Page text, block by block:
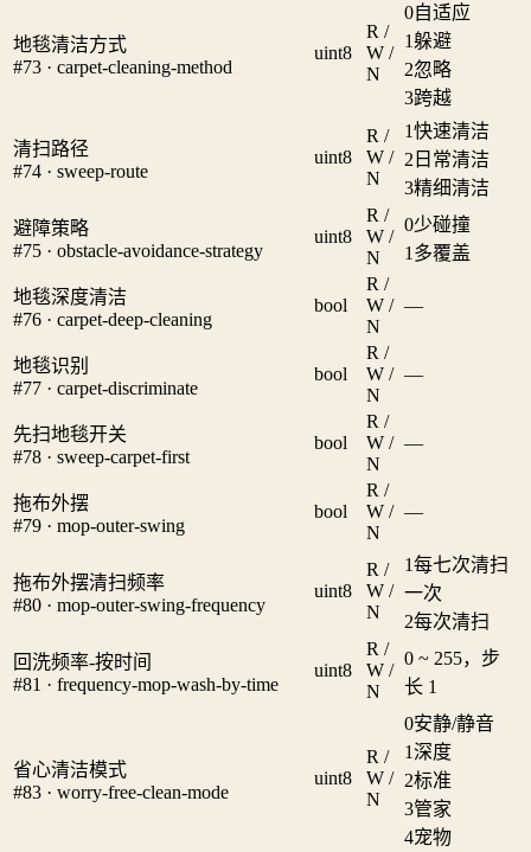
地毯清洁方式
#73 · carpet-cleaning-method
uint8
R /
W /
N
0自适应
1躲避
2忽略
3跨越
清扫路径
#74 · sweep-route
uint8
R /
W /
N
1快速清洁
2 日常清洁
3精细清洁
避障策略
#75 · obstacle-avoidance-strategy
uint8
R /
W /
N
0少碰撞
1 多覆盖
地毯深度清洁
#76 · carpet-deep-cleaning
bool
R /
W /
N
—
地毯识别
#77 · carpet-discriminate
bool
R /
W /
N
—
先扫地毯开关
#78 · sweep-carpet-first
bool
R /
W /
N
—
拖布外摆
#79 · mop-outer-swing
bool
R /
W /
N
—
拖布外摆清扫频率
#80 · mop-outer-swing-frequency
uint8
R /
W /
N
1每七次清扫
一次
2每次清扫
回洗频率-按时间
#81 · frequency-mop-wash-by-time
uint8
R /
W /
N
0 ~ 255，步
长 1
省心清洁模式
#83 · worry-free-clean-mode
uint8
R /
W /
N
0安静/静音
1深度
2标准
3管家
4宠物